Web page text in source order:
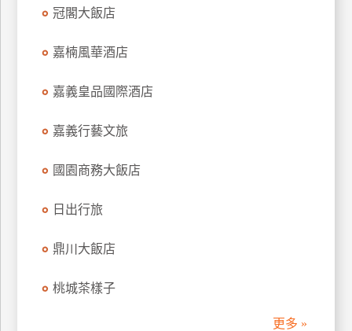
冠閣大飯店
嘉楠風華酒店
嘉義皇品國際酒店
嘉義行藝文旅
國園商務大飯店
日出行旅
鼎川大飯店
桃城茶樣子
更多 »